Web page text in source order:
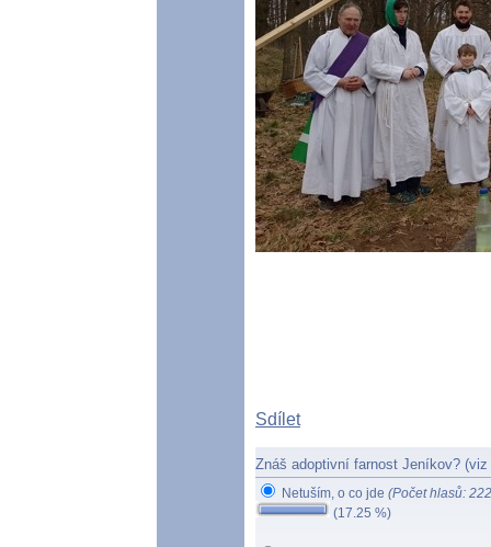
Sdílet
Znáš adoptivní farnost Jeníkov? (viz
Netuším, o co jde (Počet hlasů:
(17.25 %)